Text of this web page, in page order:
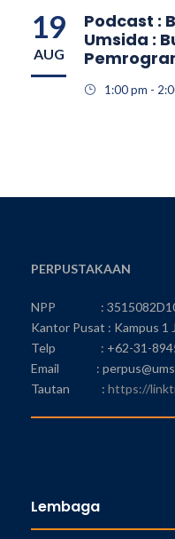
19
AUG
Podcast :
Umsida :
1:00 pm -
PERPUSTAKAAN
NPP :
Kantor Pusat : Kampus 1
Telp : +62-31-
Email :
Tautan : https://
Lembaga